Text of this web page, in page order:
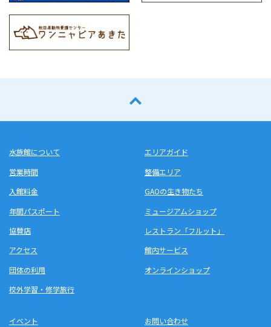
水族館について
営業時間
入館料金
年間パスポート
協賛店
アクセス
団体の利用
校外学習・修学旅行
エリアガイド
整備エリア
GAOの生き物たち
ミュージアムショップ
レストラン「フルット」
館内サービス
オンラインショップ
イベント
お問い合わせ